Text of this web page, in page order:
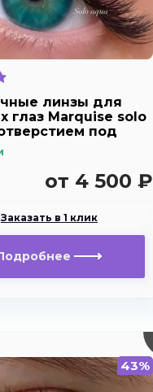
линзы для
глаз Marquise solo
под
и
от 4 500 ₽
Заказать в 1 клик
43%